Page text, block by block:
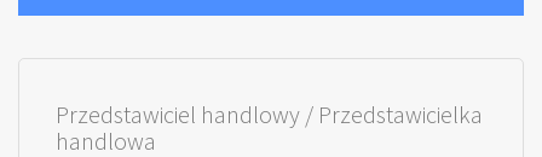
Przedstawiciel handlowy / Przedstawicielka
handlowa